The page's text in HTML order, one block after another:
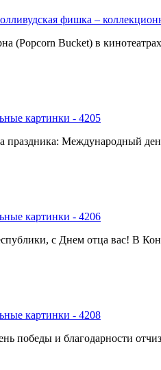
фишка –
(Popcorn Bucket) в
картинки - 4205
праздника: Международный
картинки - 4206
с Днем отца вас! В
картинки - 4208
победы и благодарности